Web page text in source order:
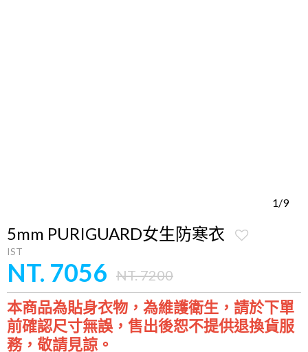
1/9
5mm PURIGUARD女生防寒衣
IST
NT. 7056 NT. 7200
本商品為貼身衣物，為維護衛生，請於下單
前確認尺寸無誤，售出後恕不提供退換貨服
務，敬請見諒。